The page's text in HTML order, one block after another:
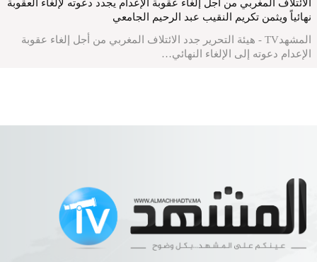
الائتلاف المغربي من أجل إلغاء عقوبة الإعدام يجدد دعوته لإلغاء العقوبة
نهائياً ويثمن تكريم النقيب عبد الرحيم الجامعي
المشهدTV - هيئة التحرير جدد الائتلاف المغربي من أجل إلغاء عقوبة
الإعدام دعوته إلى الإلغاء النهائي…